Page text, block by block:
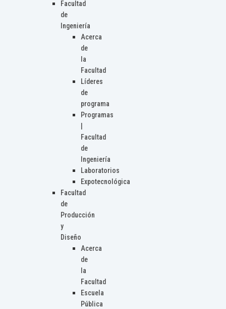
Facultad
de
Ingeniería
Acerca
de
la
Facultad
Líderes
de
programa
Programas
Facultad
de
Ingeniería
Laboratorios
Expotecnológica
Facultad
de
Producción
y
Diseño
Acerca
de
la
Facultad
Escuela
Pública